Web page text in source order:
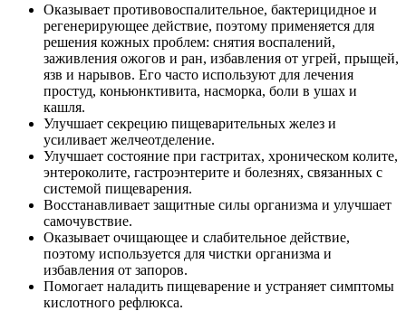
Оказывает противовоспалительное, бактерицидное и
регенерирующее действие, поэтому применяется для
решения кожных проблем: снятия воспалений,
заживления ожогов и ран, избавления от угрей, прыщей,
язв и нарывов. Его часто используют для лечения
простуд, коньюнктивита, насморка, боли в ушах и
кашля.
Улучшает секрецию пищеварительных желез и
усиливает желчеотделение.
Улучшает состояние при гастритах, хроническом колите,
энтероколите, гастроэнтерите и болезнях, связанных с
системой пищеварения.
Восстанавливает защитные силы организма и улучшает
самочувствие.
Оказывает очищающее и слабительное действие,
поэтому используется для чистки организма и
избавления от запоров.
Помогает наладить пищеварение и устраняет симптомы
кислотного рефлюкса.